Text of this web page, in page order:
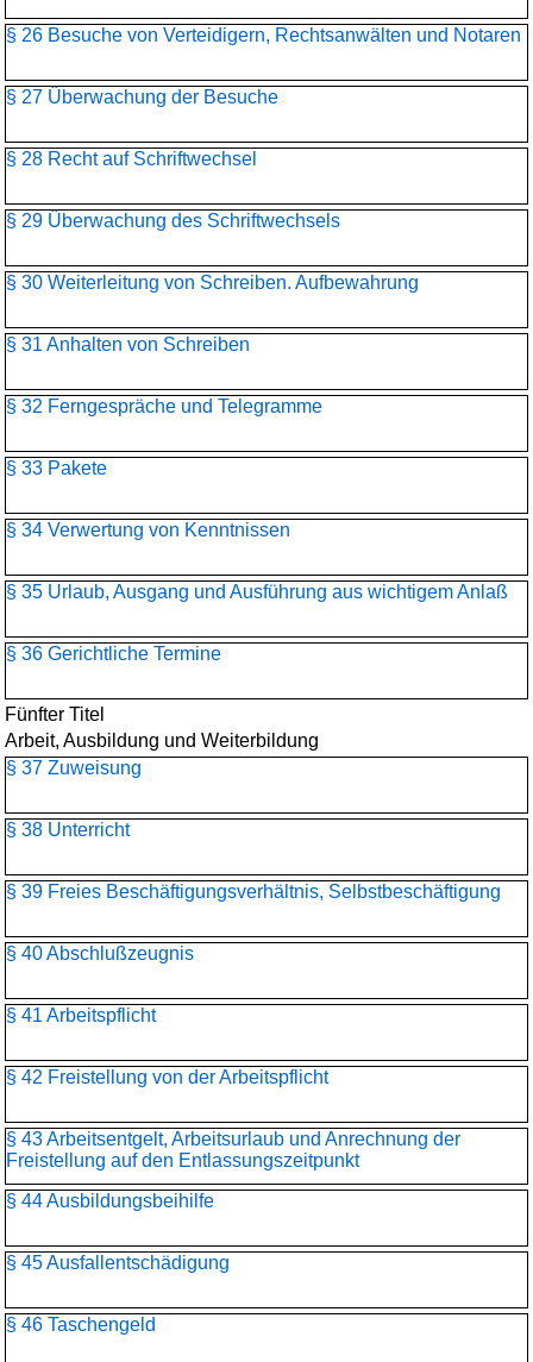
§ 26 Besuche von Verteidigern, Rechtsanwälten und Notaren
§ 27 Überwachung der Besuche
§ 28 Recht auf Schriftwechsel
§ 29 Überwachung des Schriftwechsels
§ 30 Weiterleitung von Schreiben. Aufbewahrung
§ 31 Anhalten von Schreiben
§ 32 Ferngespräche und Telegramme
§ 33 Pakete
§ 34 Verwertung von Kenntnissen
§ 35 Urlaub, Ausgang und Ausführung aus wichtigem Anlaß
§ 36 Gerichtliche Termine
Fünfter Titel
Arbeit, Ausbildung und Weiterbildung
§ 37 Zuweisung
§ 38 Unterricht
§ 39 Freies Beschäftigungsverhältnis, Selbstbeschäftigung
§ 40 Abschlußzeugnis
§ 41 Arbeitspflicht
§ 42 Freistellung von der Arbeitspflicht
§ 43 Arbeitsentgelt, Arbeitsurlaub und Anrechnung der
Freistellung auf den Entlassungszeitpunkt
§ 44 Ausbildungsbeihilfe
§ 45 Ausfallentschädigung
§ 46 Taschengeld